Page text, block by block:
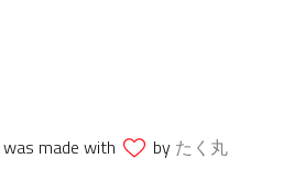
was made with by たく丸